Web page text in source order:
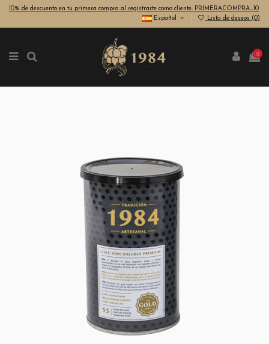
10% de descuento en tu primera compra al registrarte como cliente: PRIMERACOMPRA_10
Español
Lista de deseos (0)
0